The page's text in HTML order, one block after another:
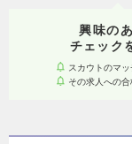
興味の
チェック
スカウトのマ
その求人への